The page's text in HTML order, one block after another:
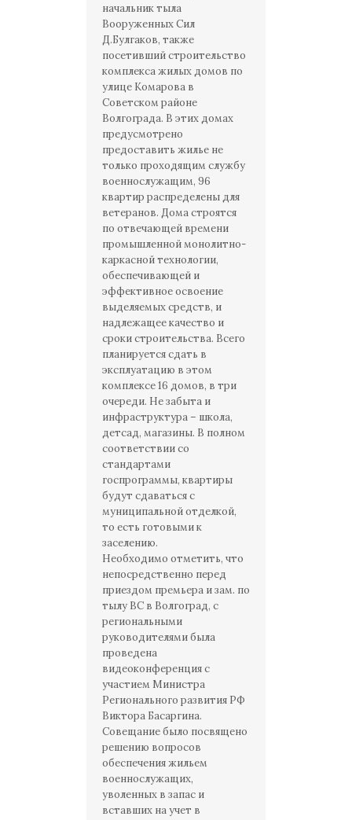
начальник тыла
Вооруженных Сил
Д.Булгаков, также
посетивший строительство
комплекса жилых домов по
улице Комарова в
Советском районе
Волгограда. В этих домах
предусмотрено
предоставить жилье не
только проходящим службу
военнослужащим, 96
квартир распределены для
ветеранов. Дома строятся
по отвечающей времени
промышленной монолитно-
каркасной технологии,
обеспечивающей и
эффективное освоение
выделяемых средств, и
надлежащее качество и
сроки строительства. Всего
планируется сдать в
эксплуатацию в этом
комплексе 16 домов, в три
очереди. Не забыта и
инфраструктура – школа,
детсад, магазины. В полном
соответствии со
стандартами
госпрограммы, квартиры
будут сдаваться с
муниципальной отделкой,
то есть готовыми к
заселению.
Необходимо отметить, что
непосредственно перед
приездом премьера и зам. по
тылу ВС в Волгоград, с
региональными
руководителями была
проведена
видеоконференция с
участием Министра
Регионального развития РФ
Виктора Басаргина.
Совещание было посвящено
решению вопросов
обеспечения жильем
военнослужащих,
уволенных в запас и
вставших на учет в